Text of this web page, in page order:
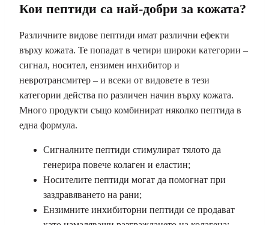
Кои пептиди са най-добри за кожата?
Различните видове пептиди имат различни ефекти
върху кожата. Те попадат в четири широки категории –
сигнал, носител, ензимен инхибитор и
невротрансмитер – и всеки от видовете в тези
категории действа по различен начин върху кожата.
Много продукти също комбинират няколко пептида в
една формула.
Сигналните пептиди стимулират тялото да
генерира повече колаген и еластин;
Носителите пептиди могат да помогнат при
заздравяването на рани;
Ензимните инхибиторни пептиди се продават